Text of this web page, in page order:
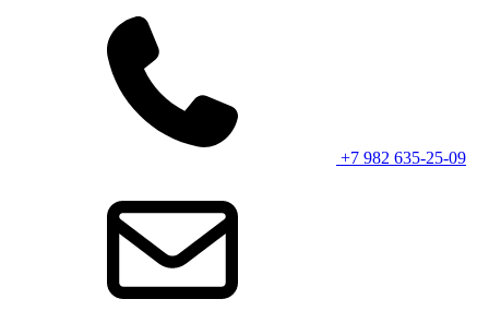
+7 982 635-25-09